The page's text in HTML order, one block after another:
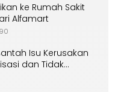
ke Rumah Sakit
Biskuit dari Alfamart
Isu Kerusakan
dan Tidak